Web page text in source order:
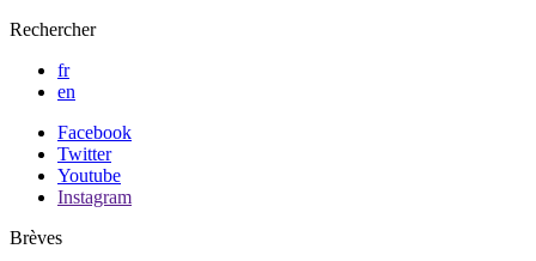
Rechercher
fr
en
Facebook
Twitter
Youtube
Instagram
Brèves